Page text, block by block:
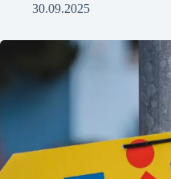
30.09.2025